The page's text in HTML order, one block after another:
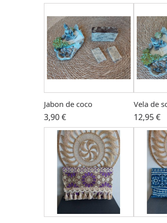
Jabon de coco
3,90 €
Vela de
12,95 €